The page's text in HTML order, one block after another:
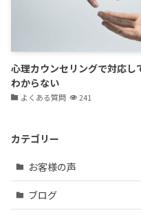
心理カウンセリングで対応し
わからない
よくある質問 241
カテゴリー
お客様の声
ブログ